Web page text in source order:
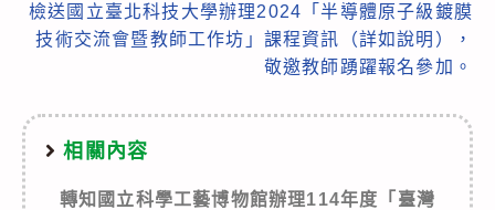
檢送國立臺北科技大學辦理2024「半導體原子級鍍膜
技術交流會暨教師工作坊」課程資訊（詳如說明），
敬邀教師踴躍報名參加。
相關內容
轉知國立科學工藝博物館辦理114年度「臺灣